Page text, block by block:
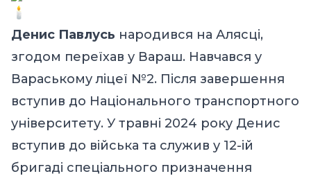
Денис Павлусь народився на Алясці,
згодом переїхав у Вараш. Навчався у
Вараському ліцеї №2. Після завершення
вступив до Національного транспортного
університету. У травні 2024 року Денис
вступив до війська та служив у 12-ій
бригаді спеціального призначення